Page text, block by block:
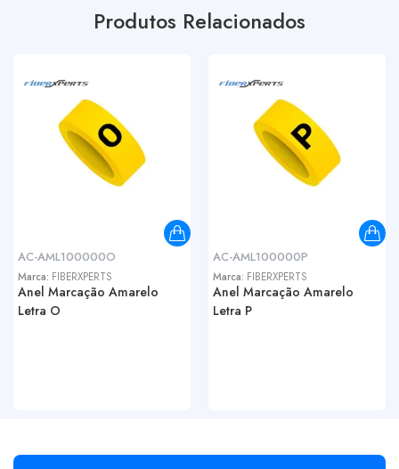
Produtos Relacionados
AC-AML100000O
Marca: FIBERXPERTS
Anel Marcação Amarelo
Letra O
AC-AML100000P
Marca: FIBERXPERTS
Anel Marcação Amarelo
Letra P